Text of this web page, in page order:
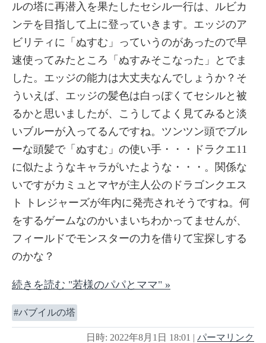
ルの塔に再潜入を果たしたセシル一行は、ルビカ
ンテを目指して上に登っていきます。エッジのア
ビリティに「ぬすむ」っていうのがあったので早
速使ってみたところ「ぬすみそこなった」とでま
した。エッジの能力は大丈夫なんでしょうか？そ
ういえば、エッジの髪色は白っぽくてセシルと被
るかと思いましたが、こうしてよく見てみると淡
いブルーが入ってるんですね。ツンツン頭でブル
ーな頭髪で「ぬすむ」の使い手・・・ドラクエ11
に似たようなキャラがいたような・・・。関係な
いですがカミュとマヤが主人公のドラゴンクエス
ト トレジャーズが年内に発売されそうですね。何
をするゲームなのかいまいちわかってませんが、
フィールドでモンスターの力を借りて宝探しする
のかな？
続きを読む "若様のパパとママ" »
バブイルの塔
日時: 2022年8月1日 18:01 | パーマリンク